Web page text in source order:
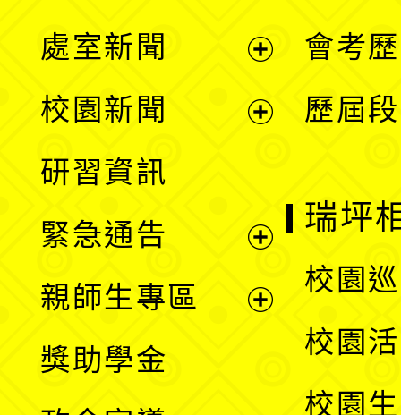
處室新聞
單
校園新聞
選
單
研習資訊
緊急通告
親師生專區
獎助學金
會考
歷屆
瑞坪
校園
校園
校園